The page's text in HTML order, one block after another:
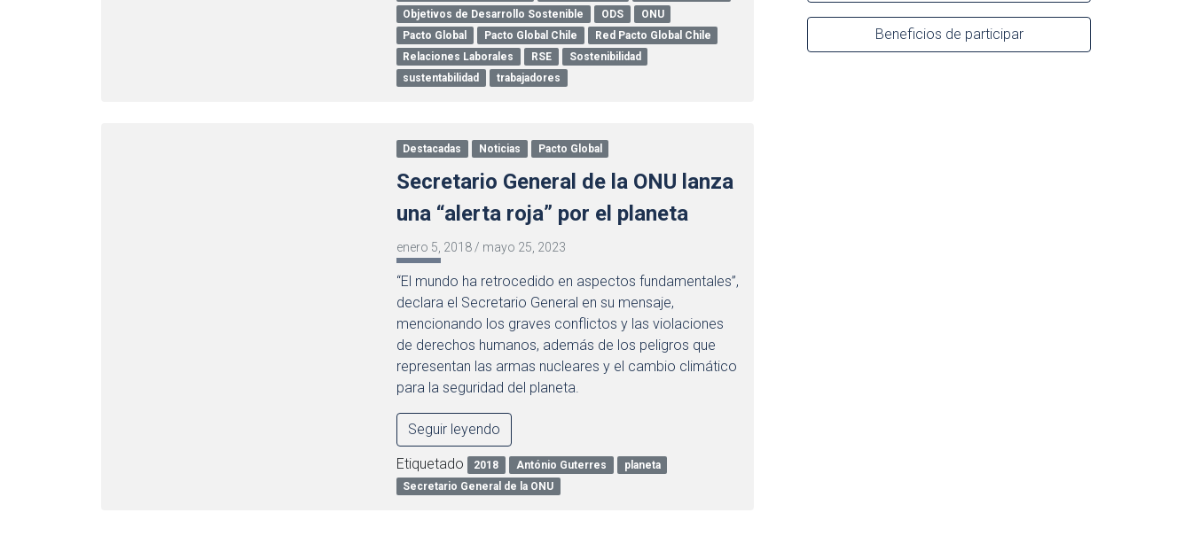
Objetivos de Desarrollo Sostenible
ODS
ONU
Pacto Global
Pacto Global Chile
Red Pacto Global Chile
Relaciones Laborales
RSE
Sostenibilidad
sustentabilidad
trabajadores
Destacadas Noticias Pacto Global
Secretario General de la ONU lanza
una “alerta roja” por el planeta
enero 5, 2018 / mayo 25, 2023
“El mundo ha retrocedido en aspectos fundamentales”,
declara el Secretario General en su mensaje,
mencionando los graves conflictos y las violaciones
de derechos humanos, además de los peligros que
representan las armas nucleares y el cambio climático
para la seguridad del planeta.
Seguir leyendo
Etiquetado 2018 António Guterres
planeta
Secretario General de la ONU
Beneficios de participar